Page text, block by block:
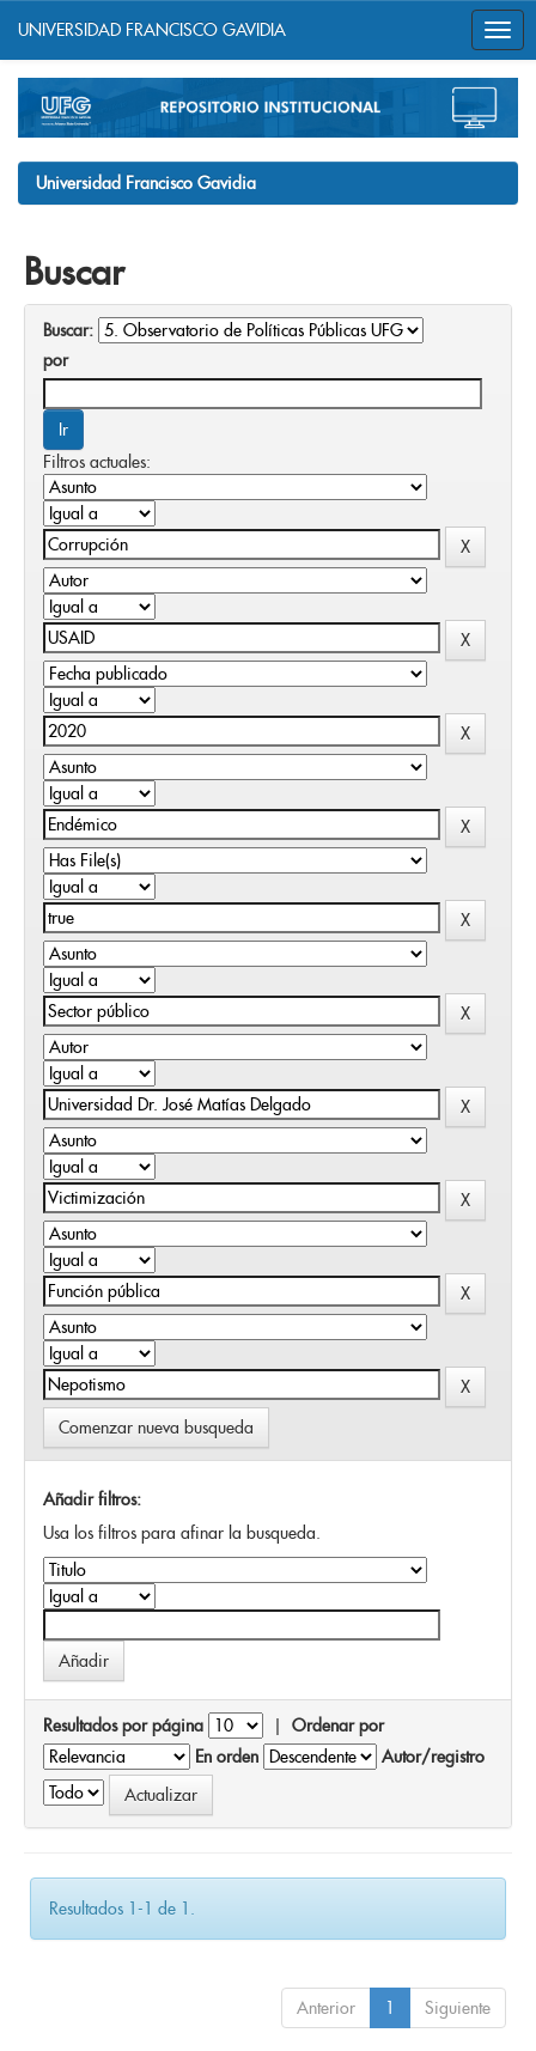
navigation
UNIVERSIDAD FRANCISCO GAVIDIA
Universidad Francisco Gavidia
Buscar
Buscar:
por
Filtros actuales:
Comenzar nueva busqueda
Añadir filtros:
Usa los filtros para afinar la busqueda.
Resultados por página | Ordenar por
En orden
Autor/registro
Resultados 1-1 de 1.
Anterior 1 Siguiente